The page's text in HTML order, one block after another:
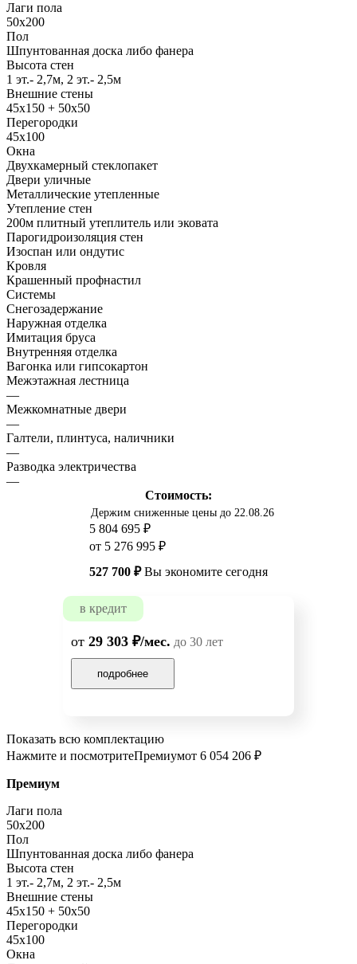
Лаги пола
50x200
Пол
Шпунтованная доска либо фанера
Высота стен
1 эт.- 2,7м, 2 эт.- 2,5м
Внешние стены
45х150 + 50х50
Перегородки
45х100
Окна
Двухкамерный стеклопакет
Двери уличные
Металлические утепленные
Утепление стен
200м плитный утеплитель или эковата
Парогидроизоляция стен
Изоспан или ондутис
Кровля
Крашенный профнастил
Системы
Снегозадержание
Наружная отделка
Имитация бруса
Внутренняя отделка
Вагонка или гипсокартон
Межэтажная лестница
—
Межкомнатные двери
—
Галтели, плинтуса, наличники
—
Разводка электричества
—
Стоимость:
Держим сниженные цены до 22.08.26
5 804 695 ₽
от 5 276 995 ₽
527 700 ₽Вы экономите сегодня
в кредит
от 29 303 ₽/мес. до 30 лет
подробнее
Показать всю комплектацию
Нажмите и посмотритеПремиумот 6 054 206 ₽
Премиум
Лаги пола
50x200
Пол
Шпунтованная доска либо фанера
Высота стен
1 эт.- 2,7м, 2 эт.- 2,5м
Внешние стены
45х150 + 50х50
Перегородки
45х100
Окна